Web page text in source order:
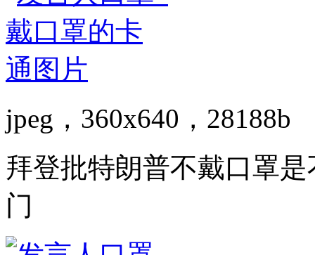
jpeg，360x640，28188b
拜登批特朗普不戴口罩
门